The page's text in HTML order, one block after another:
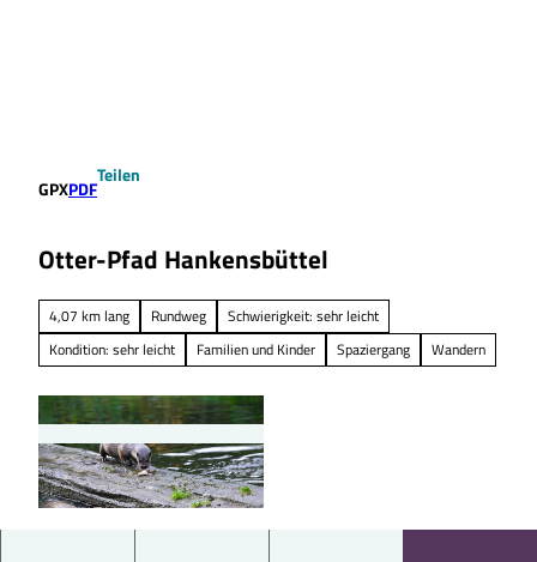
GPXPDF
Teilen
Otter-Pfad Hankensbüttel
4,07 km lang Rundweg
Schwierigkeit: sehr leicht
Kondition: sehr leicht
Familien und Kinder Spaziergang Wandern